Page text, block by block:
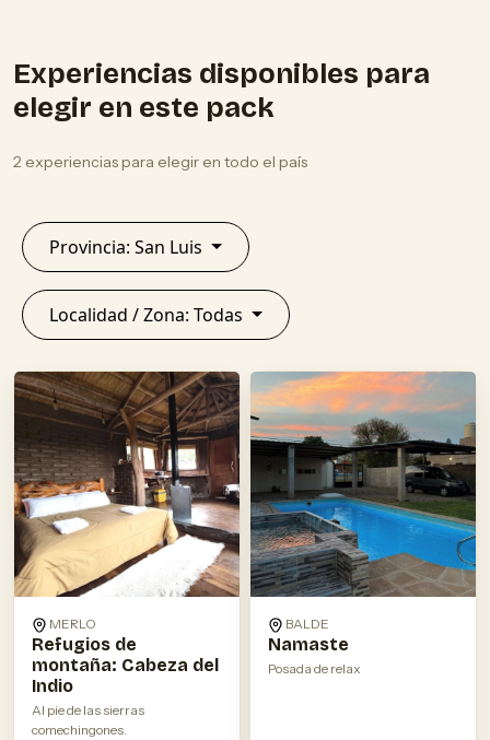
Experiencias disponibles para
elegir en este pack
2 experiencias para elegir en todo el país
Provincia: San Luis
Localidad / Zona: Todas
MERLO
Refugios de
montaña: Cabeza del
Indio
Al pie de las sierras
comechingones.
BALDE
Namaste
Posada de relax